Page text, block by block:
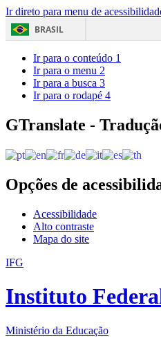
Ir direto para menu de
BRASIL
Ir para o conteúdo 1
Ir para o menu 2
Ir para a busca 3
Ir para o rodapé 4
GTranslate -
Opções de
Acessibilidade
Alto contraste
Mapa do site
IFG
Instituto
Ministério da Educação